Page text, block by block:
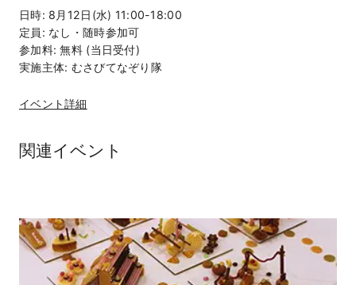
日時: 8月12日(水) 11:00-18:00
定員: なし・随時参加可
参加料: 無料 (当日受付)
実施主体: むさびてなぞり隊
イベント詳細
関連イベント